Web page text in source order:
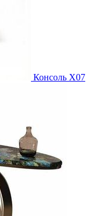
Консоль X07